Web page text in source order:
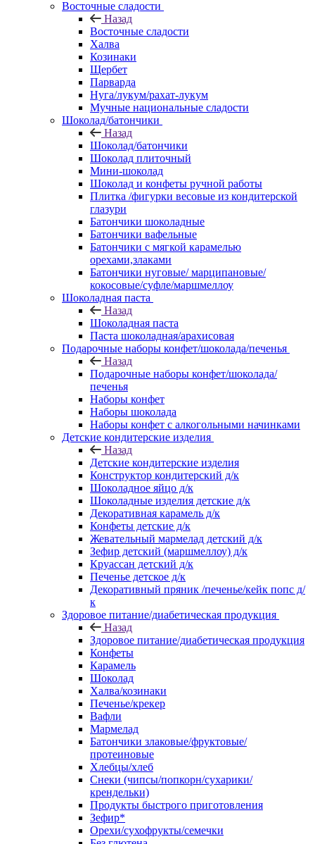
Восточные сладости
Назад
Восточные сладости
Халва
Козинаки
Щербет
Парварда
Нуга/лукум/рахат-лукум
Мучные национальные сладости
Шоколад/батончики
Назад
Шоколад/батончики
Шоколад плиточный
Мини-шоколад
Шоколад и конфеты ручной работы
Плитка /фигурки весовые из кондитерской
глазури
Батончики шоколадные
Батончики вафельные
Батончики с мягкой карамелью
орехами,злаками
Батончики нуговые/ марципановые/
кокосовые/суфле/маршмеллоу
Шоколадная паста
Назад
Шоколадная паста
Паста шоколадная/арахисовая
Подарочные наборы конфет/шоколада/печенья
Назад
Подарочные наборы конфет/шоколада/
печенья
Наборы конфет
Наборы шоколада
Наборы конфет с алкогольными начинками
Детские кондитерские изделия
Назад
Детские кондитерские изделия
Конструктор кондитерский д/к
Шоколадное яйцо д/к
Шоколадные изделия детские д/к
Декоративная карамель д/к
Конфеты детские д/к
Жевательный мармелад детский д/к
Зефир детский (маршмеллоу) д/к
Круассан детский д/к
Печенье детское д/к
Декоративный пряник /печенье/кейк попс д/
к
Здоровое питание/диабетическая продукция
Назад
Здоровое питание/диабетическая продукция
Конфеты
Карамель
Шоколад
Халва/козинаки
Печенье/крекер
Вафли
Мармелад
Батончики злаковые/фруктовые/
протеиновые
Хлебцы/хлеб
Снеки (чипсы/попкорн/сухарики/
крендельки)
Продукты быстрого приготовления
Зефир*
Орехи/сухофрукты/семечки